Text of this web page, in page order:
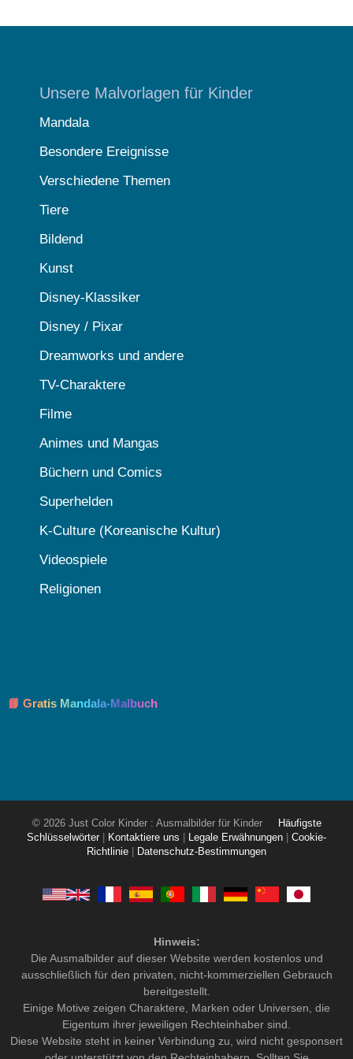
Unsere Malvorlagen für Kinder
Mandala
Besondere Ereignisse
Verschiedene Themen
Tiere
Bildend
Kunst
Disney-Klassiker
Disney / Pixar
Dreamworks und andere
TV-Charaktere
Filme
Animes und Mangas
Büchern und Comics
Superhelden
K-Culture (Koreanische Kultur)
Videospiele
Religionen
📘 Gratis Mandala-Malbuch
© 2026 Just Color Kinder : Ausmalbilder für Kinder
Häufigste
Schlüsselwörter
Kontaktiere uns Legale Erwähnungen
Cookie-
Richtlinie
Datenschutz-Bestimmungen
Hinweis:
Die Ausmalbilder auf dieser Website werden kostenlos und
ausschließlich für den privaten, nicht-kommerziellen Gebrauch
bereitgestellt.
Einige Motive zeigen Charaktere, Marken oder Universen, die
Eigentum ihrer jeweiligen Rechteinhaber sind.
Diese Website steht in keiner Verbindung zu, wird nicht gesponsert